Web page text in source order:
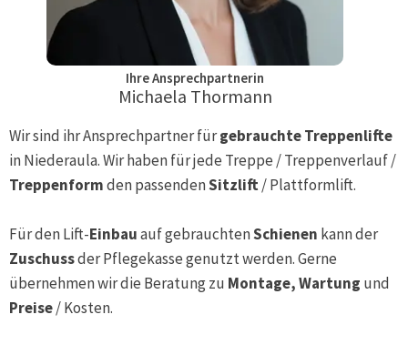
Ihre Ansprechpartnerin
Michaela Thormann
Wir sind ihr Ansprechpartner fürgebrauchte Treppenlifte
inNiederaula. Wir haben für jede Treppe / Treppenverlauf /
Treppenformden passendenSitzlift/ Plattformlift.
Für den Lift-Einbauauf gebrauchtenSchienen kann der
Zuschussder Pflegekasse genutzt werden. Gerne
übernehmen wir die Beratung zu Montage, Wartung und
Preise/ Kosten.